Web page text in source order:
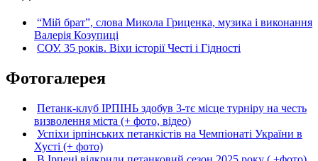
“Мій брат”, слова Микола Гриценка, музика і виконання
Валерія Козупиці
СОУ. 35 років. Віхи історії Честі і Гідності
Фотогалерея
Петанк-клуб ІРПІНЬ здобув 3-тє місце турніру на честь
визволення міста (+ фото, відео)
Успіхи ірпінських петанкістів на Чемпіонаті України в
Хусті (+ фото)